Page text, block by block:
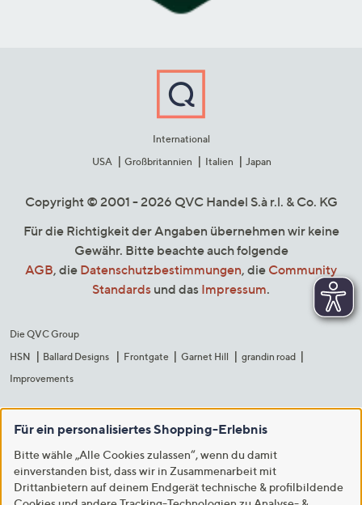
International
USA
Großbritannien Italien Japan
Copyright © 2001 - 2026 QVC Handel S.à r.l. & Co. KG
Für die Richtigkeit der Angaben übernehmen wir keine
Gewähr. Bitte beachte auch folgende
AGB, die Datenschutzbestimmungen, die Community
Standards und das Impressum.
Die QVC Group
HSN
Ballard Designs Frontgate Garnet Hill
grandin road
Improvements
Für ein personalisiertes Shopping-Erlebnis
Bitte wähle „Alle Cookies zulassen“, wenn du damit
einverstanden bist, dass wir in Zusammenarbeit mit
Drittanbietern auf deinem Endgerät technische & profilbildende